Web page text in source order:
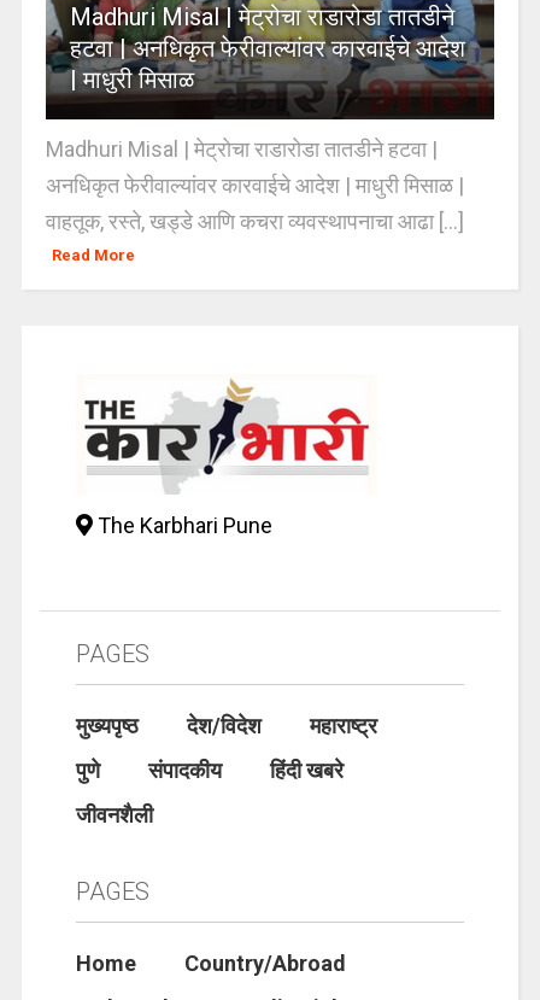
Madhuri Misal | मेट्रोचा राडारोडा तातडीने
हटवा | अनधिकृत फेरीवाल्यांवर कारवाईचे आदेश
| माधुरी मिसाळ
Madhuri Misal | मेट्रोचा राडारोडा तातडीने हटवा |
अनधिकृत फेरीवाल्यांवर कारवाईचे आदेश | माधुरी मिसाळ |
वाहतूक, रस्ते, खड्डे आणि कचरा व्यवस्थापनाचा आढा [...]
Read More
The Karbhari Pune
PAGES
मुख्यपृष्ठ देश/विदेश
महाराष्ट्र
पुणे
संपादकीय
हिंदी खबरे
जीवनशैली
PAGES
Home
Country/Abroad